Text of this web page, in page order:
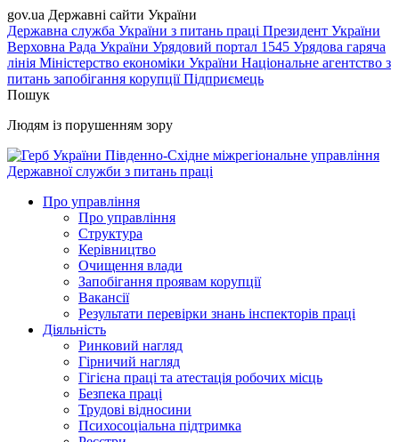
gov.ua Державні сайти України
Державна служба України з питань праці Президент України
Верховна Рада України Урядовий портал 1545 Урядова гаряча
лінія Міністерство економіки України Національне агентство з
питань запобігання корупціїПідприємець
Пошук
Людям із порушенням зору
Південно-Східне міжрегіональне управління
Державної служби з питань праці
Про управління
Про управління
Структура
Керівництво
Очищення влади
Запобігання проявам корупції
Вакансії
Результати перевірки знань інспекторів праці
Діяльність
Ринковий нагляд
Гірничий нагляд
Гігієна праці та атестація робочих місць
Безпека праці
Трудові відносини
Психосоціальна підтримка